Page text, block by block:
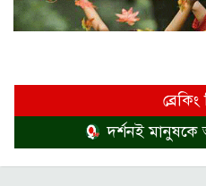
দর্শনই মানুষকে